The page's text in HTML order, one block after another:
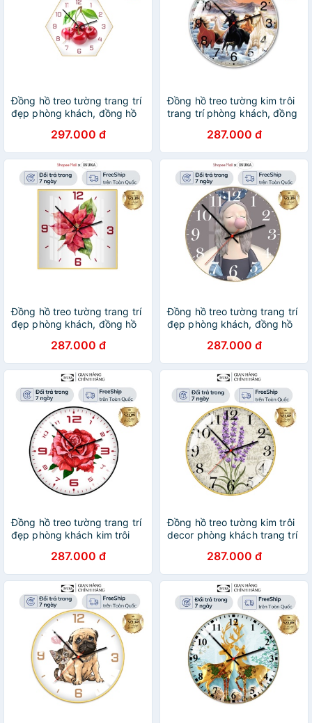
Đồng hồ treo tường trang trí
đẹp phòng khách, đồng hồ
bảo hành 12 tháng
inuka.decor.
297.000 đ
Đồng hồ treo tường kim trôi
trang trí phòng khách, đồng
decor bảo hành 12 tháng
inuka.decor.
287.000 đ
Đồng hồ treo tường trang trí
đẹp phòng khách, đồng hồ
vintage inuka.decor.
287.000 đ
Đồng hồ treo tường trang trí
đẹp phòng khách, đồng hồ
vintage cô gái inuka.decor.
287.000 đ
Đồng hồ treo tường trang trí
đẹp phòng khách kim trôi
inuka.decor.287.000 đ
Đồng hồ treo tường kim trôi
decor phòng khách trang trí
tháng inuka.decor.
287.000 đ